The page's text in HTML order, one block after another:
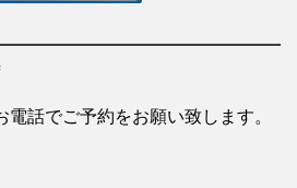
話でご予約をお願い致します。